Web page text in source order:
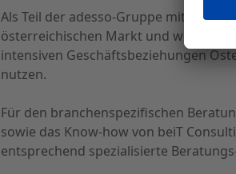
Als Teil der adesso-Gruppe mit
österreichischen Markt und wird in
intensiven Geschäftsbeziehungen
nutzen.
Für den branchenspezifischen
sowie das Know-how von beiT
entsprechend spezialisierte